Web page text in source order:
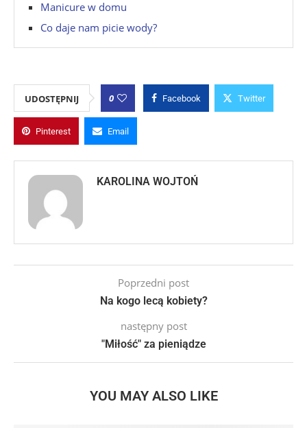
Manicure w domu
Co daje nam picie wody?
UDOSTĘPNIJ 0 Facebook Twitter
Pinterest Email
KAROLINA WOJTOŃ
Poprzedni post
Na kogo lecą kobiety?
następny post
"Miłość" za pieniądze
YOU MAY ALSO LIKE